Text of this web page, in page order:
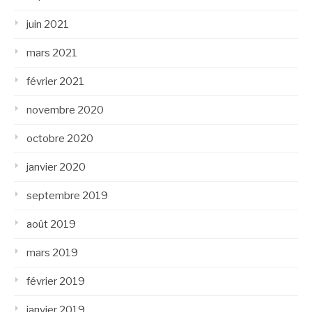
juin 2021
mars 2021
février 2021
novembre 2020
octobre 2020
janvier 2020
septembre 2019
août 2019
mars 2019
février 2019